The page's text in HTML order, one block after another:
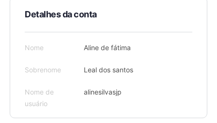
Detalhes da conta
Nome Aline de fátima
Sobrenome Leal dos santos
Nome de
usuário
alinesilvasjp